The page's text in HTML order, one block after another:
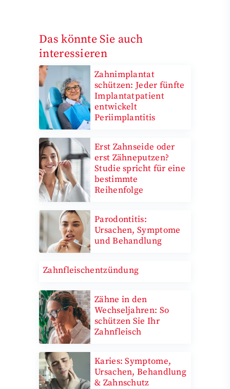
Das könnte Sie auch
interessieren
Zahnimplantat
schützen: Jeder fünfte
Implantatpatient
entwickelt
Periimplantitis
Erst Zahnseide oder
erst Zähneputzen?
Studie spricht für eine
bestimmte
Reihenfolge
Parodontitis:
Ursachen, Symptome
und Behandlung
Zahnfleischentzündung
Zähne in den
Wechseljahren: So
schützen Sie Ihr
Zahnfleisch
Karies: Symptome,
Ursachen, Behandlung
& Zahnschutz